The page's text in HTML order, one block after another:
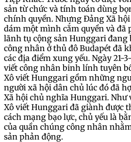
sản từ chức và tính toán dùng
chính quyền. Nhưng Đảng Xã
dám một mình cắm quyền và đã
lãnh tụ cộng sản Hunggari đang
công nhân ở thủ đô Budapét đã
các địa điểm xung yếu. Ngày 21-
viết công nhân binh lính tuyên
Xô viết Hunggari gồm những
người xã hội dân chủ lúc đó đã
Xã hội chủ nghĩa Hunggari. Như
Xô viết Hunggari đã giành được
cách mạng bạo lực, chủ yếu là
của quần chúng công nhân
sản phản động.